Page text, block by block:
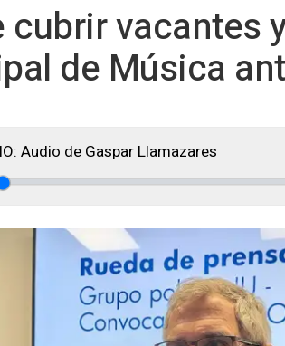
cubrir vacantes
de Música
Audio de Gaspar Llamazares